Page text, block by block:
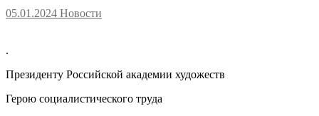
05.01.2024 Новости
.
Президенту Российской академии художеств
Герою социалистического труда